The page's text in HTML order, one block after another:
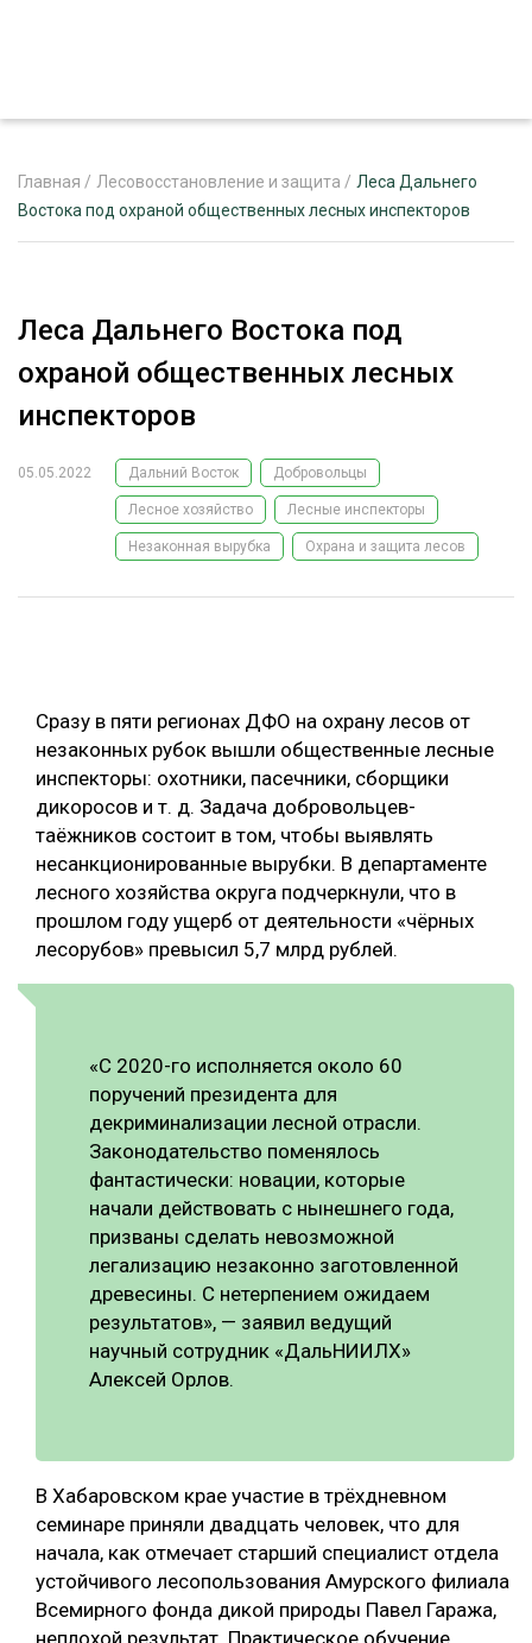
РЕКЛАМОДАТЕЛЯМ
ЛЕСНОЕ ХОЗЯЙСТВО
ЛЕСОЗАГОТОВКА
ОБРАБОТКА ДРЕВЕСИНЫ
ЛОГИСТИКА
ПРОИЗВОДСТВО ДРЕВЕСНЫХ ПЛИТ
ЦБП
КОМПЛЕКСНАЯ ПЕРЕРАБОТКА
ЛЕСОПИЛЕНИЕ
СОРТИРОВКА ДРЕВЕСИНЫ
СУШКА ДРЕВЕСИНЫ
МЕБЕЛЬНОЕ ПРОИЗВОДСТВО
ПОДБОРКИ СТАТЕЙ
ЭКСПЕРТНОЕ МНЕНИЕ
Главная / Лесовосстановление и защита / Леса Дальнего
Востока под охраной общественных лесных инспекторов
Леса Дальнего Востока под
охраной общественных лесных
инспекторов
05.05.2022 Дальний Восток Добровольцы
Лесное хозяйство Лесные инспекторы
Незаконная вырубка Охрана и защита лесов
Сразу в пяти регионах ДФО на охрану лесов от
незаконных рубок вышли общественные лесные
инспекторы: охотники, пасечники, сборщики
дикоросов и т. д. Задача добровольцев-
таёжников состоит в том, чтобы выявлять
несанкционированные вырубки. В департаменте
лесного хозяйства округа подчеркнули, что в
прошлом году ущерб от деятельности «чёрных
лесорубов» превысил 5,7 млрд рублей.
«С 2020-го исполняется около 60
поручений президента для
декриминализации лесной отрасли.
Законодательство поменялось
фантастически: новации, которые
начали действовать с нынешнего года,
призваны сделать невозможной
легализацию незаконно заготовленной
древесины. С нетерпением ожидаем
результатов», — заявил ведущий
научный сотрудник «ДальНИИЛХ»
Алексей Орлов.
В Хабаровском крае участие в трёхдневном
семинаре приняли двадцать человек, что для
начала, как отмечает старший специалист отдела
устойчивого лесопользования Амурского филиала
Всемирного фонда дикой природы Павел Гаража,